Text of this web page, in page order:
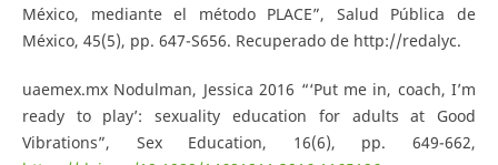
México, mediante el método PLACE”, Salud Pública de
México, 45(5), pp. 647-S656. Recuperado de http://redalyc.
uaemex.mx Nodulman, Jessica 2016 “‘Put me in, coach, I’m
ready to play’: sexuality education for adults at Good
Vibrations”, Sex Education, 16(6), pp. 649-662,